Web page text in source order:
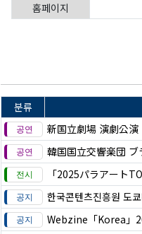
홈페이지
분류
新国立劇場 演劇公演
韓国国立交響楽団
「2025パラアート
한국콘텐츠진흥원 도
Webzine「Korea」